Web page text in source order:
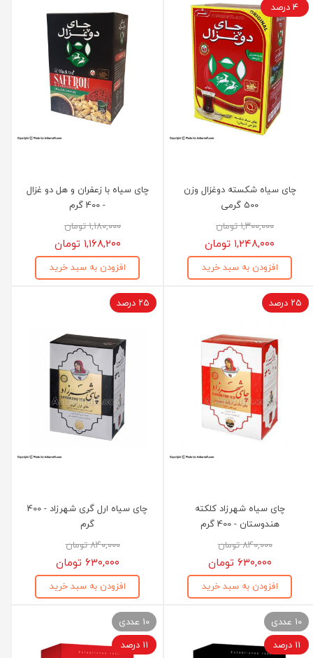
چای سیاه شکسته دوغزال وزن
500 گرمی
۱,۳۰۰,۰۰۰ تومان
۱,۲۴۸,۰۰۰ تومان
افزودن به سبد خرید
۴ درصد
چای سیاه با زعفران و هل دو غزال
- 400 گرم
۱,۱۸۰,۰۰۰ تومان
۱,۱۶۸,۲۰۰ تومان
افزودن به سبد خرید
چای سیاه شهرزاد کلکته
هندوستان - 400 گرم
۸۴۰,۰۰۰ تومان
۶۳۰,۰۰۰ تومان
افزودن به سبد خرید
۲۵ درصد
چای سیاه ارل گری شهرزاد - 400
گرم
۸۴۰,۰۰۰ تومان
۶۳۰,۰۰۰ تومان
افزودن به سبد خرید
۲۵ درصد
10 عددی
۱۱ درصد
10 عددی
۱۱ درصد